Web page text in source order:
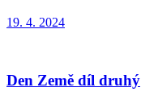
19. 4. 2024
Den Země díl druhý